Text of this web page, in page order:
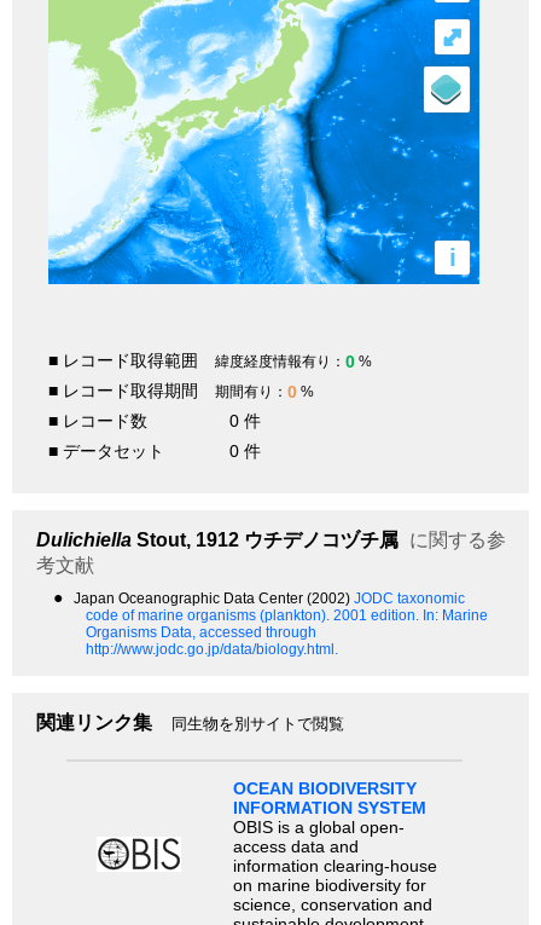
i
⤢
■ レコード取得範囲 緯度経度情報有り： 0 %
■ レコード取得期間 期間有り： 0 %
■ レコード数
0 件
■ データセット
0 件
Dulichiella Stout, 1912 ウチデノコヅチ属 に関する参
考文献
● Japan Oceanographic Data Center (2002) JODC taxonomic
code of marine organisms (plankton). 2001 edition. In: Marine
Organisms Data, accessed through
http://www.jodc.go.jp/data/biology.html.
関連リンク集 同生物を別サイトで閲覧
OCEAN BIODIVERSITY
INFORMATION SYSTEM
OBIS is a global open-
access data and
information clearing-house
on marine biodiversity for
science, conservation and